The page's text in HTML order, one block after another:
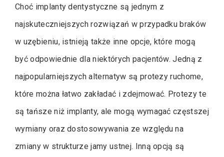
Choć implanty dentystyczne są jednym z
najskuteczniejszych rozwiązań w przypadku braków
w uzębieniu, istnieją także inne opcje, które mogą
być odpowiednie dla niektórych pacjentów. Jedną z
najpopularniejszych alternatyw są protezy ruchome,
które można łatwo zakładać i zdejmować. Protezy te
są tańsze niż implanty, ale mogą wymagać częstszej
wymiany oraz dostosowywania ze względu na
zmiany w strukturze jamy ustnej. Inną opcją są